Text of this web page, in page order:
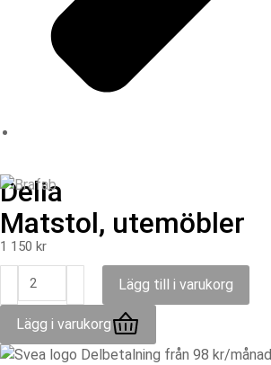
Delia
Matstol, utemöbler
1 150 kr
Lägg till i varukorg
Lägg i varukorg
Delbetalning från 98 kr/månad